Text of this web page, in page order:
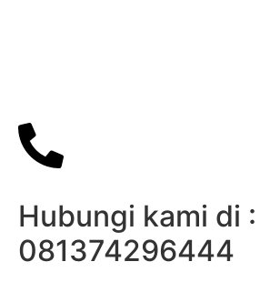
Hubungi kami di :
081374296444